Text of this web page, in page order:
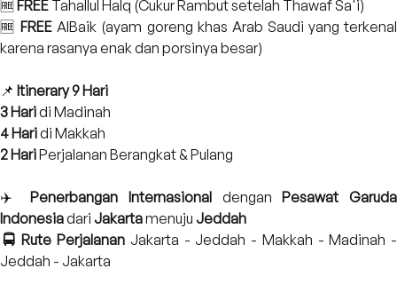
🆓 FREE Tahallul Halq (Cukur Rambut setelah Thawaf Sa'i)
🆓 FREEAlBaik (ayam goreng khas Arab Saudi yang terkenal
karena rasanya enak dan porsinya besar)
📌 Itinerary 9 Hari
3 Haridi Madinah
4 Haridi Makkah
2 HariPerjalanan Berangkat & Pulang
✈️ Penerbangan Internasional dengan Pesawat Garuda
Indonesiadari Jakartamenuju Jeddah
🚍 Rute Perjalanan Jakarta - Jeddah - Makkah - Madinah -
Jeddah - Jakarta